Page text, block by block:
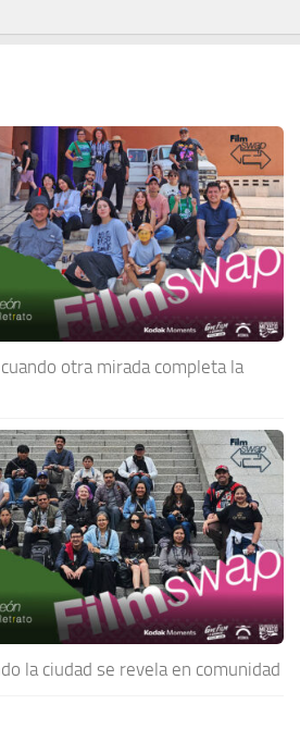
otra mirada completa la
la ciudad se revela en comunidad